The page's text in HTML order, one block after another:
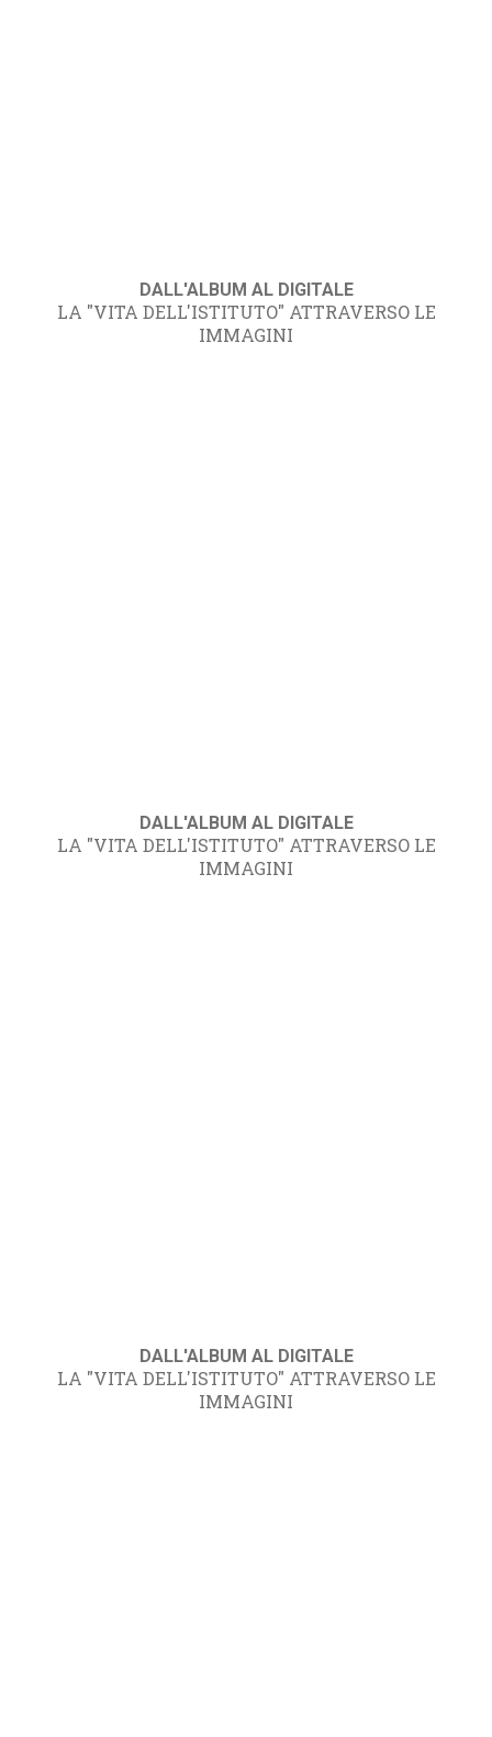
DALL'ALBUM AL DIGITALE
LA "VITA DELL'ISTITUTO" ATTRAVERSO LE
IMMAGINI
DALL'ALBUM AL DIGITALE
LA "VITA DELL'ISTITUTO" ATTRAVERSO LE
IMMAGINI
DALL'ALBUM AL DIGITALE
LA "VITA DELL'ISTITUTO" ATTRAVERSO LE
IMMAGINI